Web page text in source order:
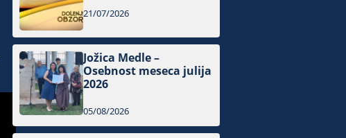
21/07/2026
Jožica Medle –
Osebnost meseca julija
2026
05/08/2026